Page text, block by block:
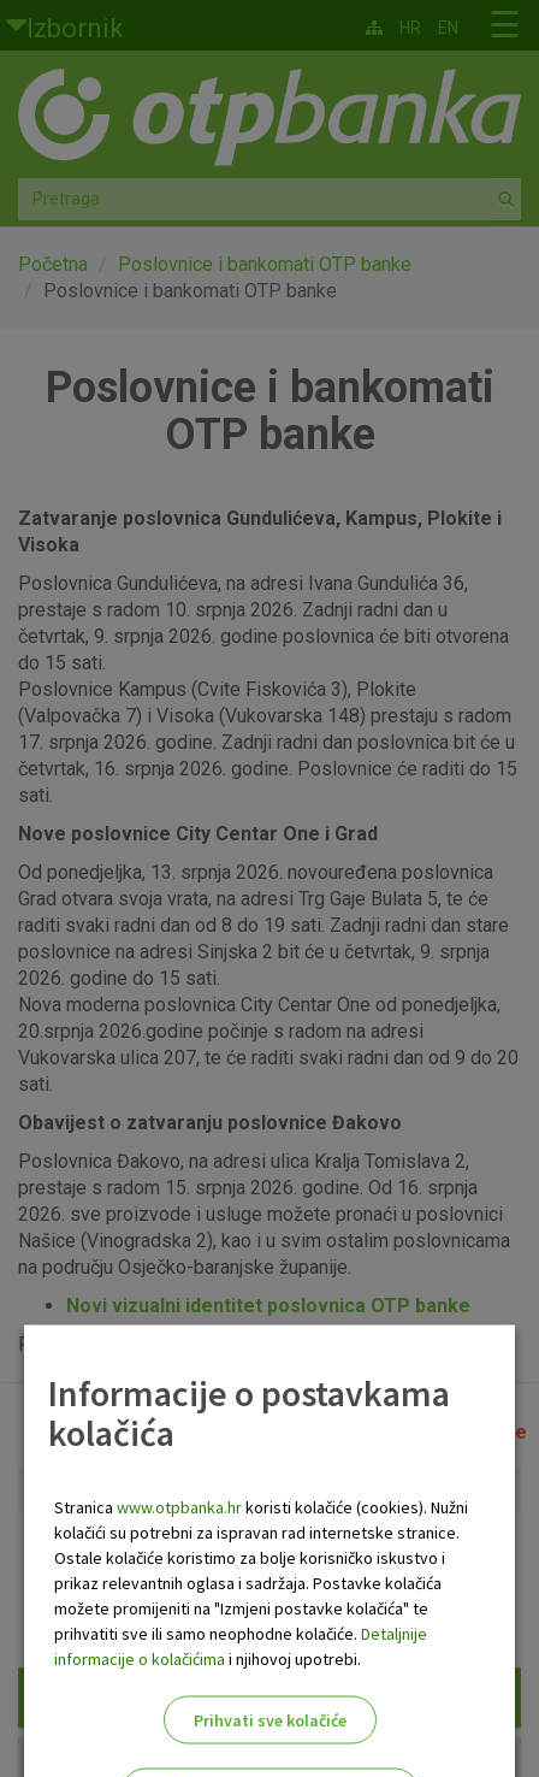
Skoči na glavni sadržaj
Izbornik
Građani
Privatno bankarstvo
Agro
Mala poduzeća i obrtnici
Globalna tržišta
☰
HR EN
Početna
Poslovnice i bankomati OTP banke
Poslovnice i bankomati OTP banke
Poslovnice i bankomati
OTP banke
Zatvaranje poslovnica Gundulićeva, Kampus, Plokite i
Visoka
Poslovnica Gundulićeva, na adresi Ivana Gundulića 36,
prestaje s radom 10. srpnja 2026. Zadnji radni dan u
četvrtak, 9. srpnja 2026. godine poslovnica će biti otvorena
do 15 sati.
Poslovnice Kampus (Cvite Fiskovića 3), Plokite
(Valpovačka 7) i Visoka (Vukovarska 148) prestaju s radom
17. srpnja 2026. godine. Zadnji radni dan poslovnica bit će u
četvrtak, 16. srpnja 2026. godine. Poslovnice će raditi do 15
sati.
Nove poslovnice City Centar One i Grad
Od ponedjeljka, 13. srpnja 2026. novouređena poslovnica
Grad otvara svoja vrata, na adresi Trg Gaje Bulata 5, te će
raditi svaki radni dan od 8 do 19 sati. Zadnji radni dan stare
poslovnice na adresi Sinjska 2 bit će u četvrtak, 9. srpnja
2026. godine do 15 sati.
Nova moderna poslovnica City Centar One od ponedjeljka,
20.srpnja 2026.godine počinje s radom na adresi
Vukovarska ulica 207, te će raditi svaki radni dan od 9 do 20
sati.
Obavijest o zatvaranju poslovnice Đakovo
Poslovnica Đakovo, na adresi ulica Kralja Tomislava 2,
prestaje s radom 15. srpnja 2026. godine. Od 16. srpnja
2026. sve proizvode i usluge možete pronaći u poslovnici
Našice (Vinogradska 2), kao i u svim ostalim poslovnicama
na području Osječko-baranjske županije.
Novi vizualni identitet poslovnica OTP banke
Popis uplatno-isplatnih bankomata možete vidjeti
Lista poslovnica i bankomata Očisti filtere
Bankomat Poslovnica
Prikaži samo uplatne bankomate
Informacije o postavkama
kolačića
Stranica www.otpbanka.hrkoristi kolačiće (cookies). Nužni
kolačići su potrebni za ispravan rad internetske stranice.
Ostale kolačiće koristimo za bolje korisničko iskustvo i
prikaz relevantnih oglasa i sadržaja. Postavke kolačića
možete promijeniti na "Izmjeni postavke kolačića" te
prihvatiti sve ili samo neophodne kolačiće. Detaljnije
informacije o kolačićima i njihovoj upotrebi.
Prihvati sve kolačiće